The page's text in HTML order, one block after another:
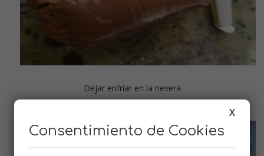
Dejar enfriar en la nevera
X
Consentimiento de Cookies